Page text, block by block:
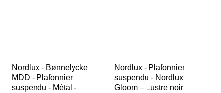
Nordlux - Bønnelycke
MDD - Plafonnier
suspendu - Métal -
Nordlux - Plafonnier
suspendu - Nordlux
Gloom – Lustre noir